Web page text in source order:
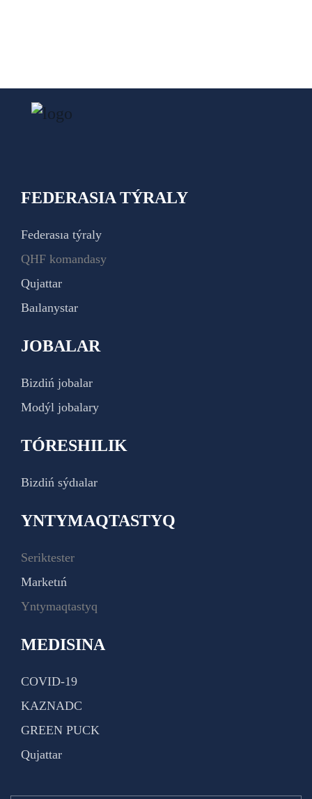
FEDERASIA TÝRALY
Federasıa týraly
QHF komandasy
Qujattar
Baılanystar
JOBALAR
Bizdiń jobalar
Modýl jobalary
TÓRESHILIK
Bizdiń sýdıalar
YNTYMAQTASTYQ
Seriktester
Marketıń
Yntymaqtastyq
MEDISINA
COVID-19
KAZNADC
GREEN PUCK
Qujattar